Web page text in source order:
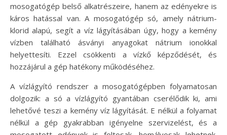
mosogatógép belső alkatrészeire, hanem az edényekre is
káros hatással van. A mosogatógép só, amely nátrium-
klorid alapú, segít a víz lágyításában úgy, hogy a kemény
vízben található ásványi anyagokat nátrium ionokkal
helyettesíti. Ezzel csökkenti a vízkő képződését, és
hozzájárul a gép hatékony működéséhez.
A vízlágyító rendszer a mosogatógépben folyamatosan
dolgozik: a só a vízlágyító gyantában cserélődik ki, ami
lehetővé teszi a kemény víz lágyítását. E nélkül a folyamat
nélkül a gép gyakrabban igényelne szervizelést, és a